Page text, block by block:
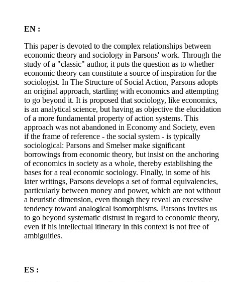
EN :
This paper is devoted to the complex relationships between
economic theory and sociology in Parsons' work. Through the
study of a "classic" author, it puts the question as to whether
economic theory can constitute a source of inspiration for the
sociologist. In The Structure of Social Action, Parsons adopts
an original approach, startling with economics and attempting
to go beyond it. It is proposed that sociology, like economics,
is an analytical science, but having as objective the elucidation
of a more fundamental property of action systems. This
approach was not abandoned in Economy and Society, even
if the frame of reference - the social system - is typically
sociological: Parsons and Smelser make significant
borrowings from economic theory, but insist on the anchoring
of economics in society as a whole, thereby establishing the
bases for a real economic sociology. Finally, in some of his
later writings, Parsons develops a set of formal equivalencies,
particularly between money and power, which are not without
a heuristic dimension, even though they reveal an excessive
tendency toward analogical isomorphisms. Parsons invites us
to go beyond systematic distrust in regard to economic theory,
even if his intellectual itinerary in this context is not free of
ambiguities.
ES :